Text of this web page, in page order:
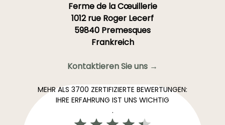
Ferme de la Cœuillerie
1012 rue Roger Lecerf
59840 Premesques
Frankreich
Kontaktieren Sie uns →
MEHR ALS 3700 ZERTIFIZIERTE BEWERTUNGEN:
IHRE ERFAHRUNG IST UNS WICHTIG
.